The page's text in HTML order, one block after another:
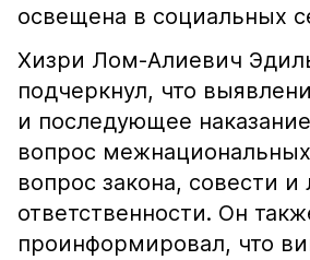
освещена в социальных
Хизри Лом-Алиевич
подчеркнул, что
и последующее
вопрос
вопрос закона, совести и
ответственности. Он
проинформировал, что